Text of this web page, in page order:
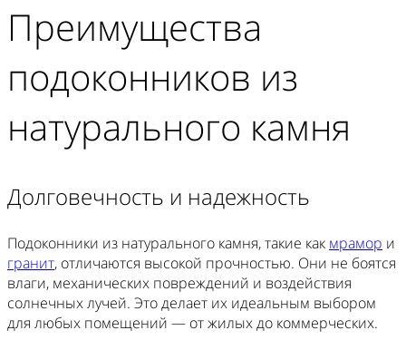
Преимущества
подоконников из
натурального камня
Долговечность и надежность
Подоконники из натурального камня, такие как мрамор и
гранит, отличаются высокой прочностью. Они не боятся
влаги, механических повреждений и воздействия
солнечных лучей. Это делает их идеальным выбором
для любых помещений — от жилых до коммерческих.